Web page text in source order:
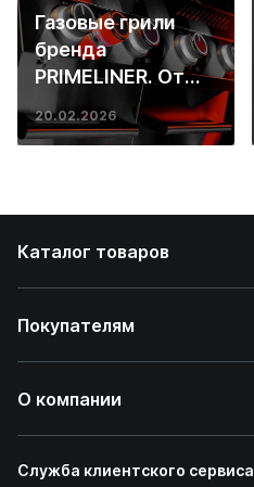
Газовые грили
бренда
PRIMELINER. От
основ инженерии
до ресторанных
20.02.2026
Каталог товаров
Покупателям
О компании
Служба клиентского сервиса